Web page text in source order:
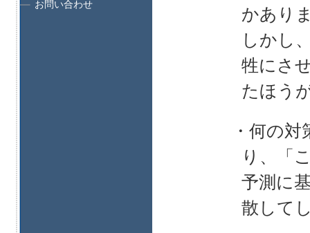
お問い合わせ
かあり
しかし
牲にさ
たほう
・何の
り、「
予測に
散して